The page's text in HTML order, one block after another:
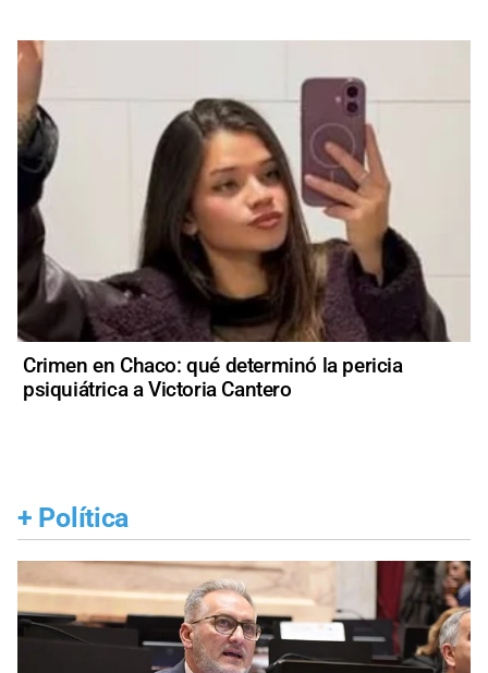
Crimen en Chaco: qué determinó la pericia
psiquiátrica a Victoria Cantero
+ Política